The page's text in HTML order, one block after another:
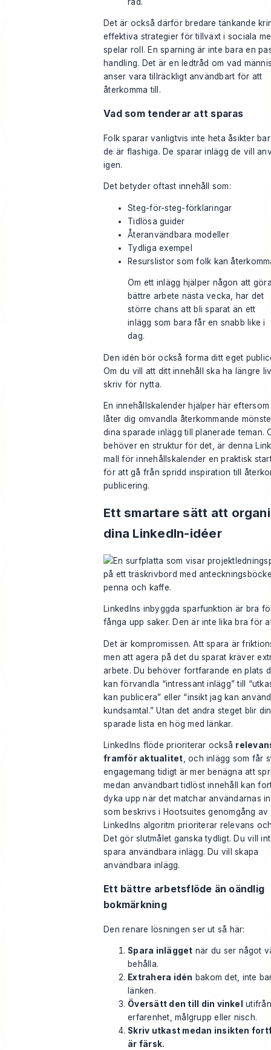
Det är också därför bredare tänkande
effektiva strategier för tillväxt i sociala
spelar roll. En sparning är inte bara en
handling. Det är en ledtråd om vad
anser vara tillräckligt användbart för att
återkomma till.
Vad som tenderar att sparas
Folk sparar vanligtvis inte heta åsikter
de är flashiga. De sparar inlägg de vill
igen.
Det betyder oftast innehåll som:
Steg-för-steg-förklaringar
Tidlösa guider
Återanvändbara modeller
Tydliga exempel
Resurslistor som folk kan
Om ett inlägg hjälper någon att
bättre arbete nästa vecka, har det
större chans att bli sparat än ett
inlägg som bara får en snabb like i
dag.
Den idén bör också forma ditt eget
Om du vill att ditt innehåll ska ha längre
skriv för nytta.
En innehållskalender hjälper här
låter dig omvandla återkommande
dina sparade inlägg till planerade teman.
behöver en struktur för det, är denna
mall för innehållskalender en praktisk
för att gå från spridd inspiration till
publicering.
Ett smartare sätt att
dina LinkedIn-idéer
LinkedIns inbyggda sparfunktion är bra
fånga upp saker. Den är inte lika bra för
Det är kompromissen. Att spara är
men att agera på det du sparat kräver
arbete. Du behöver fortfarande en plats
kan förvandla “intressant inlägg” till
kan publicera” eller “insikt jag kan
kundsamtal.” Utan det andra steget blir din
sparade lista en hög med länkar.
LinkedIns flöde prioriterar också
framför aktualitet , och inlägg som får
engagemang tidigt är mer benägna att
medan användbart tidlöst innehåll kan
dyka upp när det matchar användarnas
som beskrivs i Hootsuites genomgång av
LinkedIns algoritm prioriterar relevans
Det gör slutmålet ganska tydligt. Du vill
spara användbara inlägg. Du vill skapa
användbara inlägg.
Ett bättre arbetsflöde än oändlig
bokmärkning
Den renare lösningen ser ut så här:
Spara inlägget när du ser något
behålla.
Extrahera idén bakom det, inte
länken.
Översätt den till din vinkel
erfarenhet, målgrupp eller nisch.
Skriv utkast medan insikten
är färsk.